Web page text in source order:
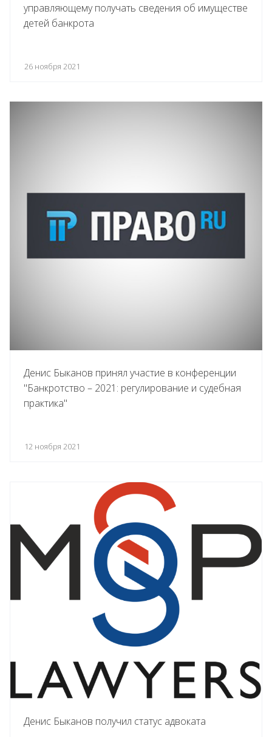
управляющему получать сведения об имуществе
детей банкрота
26 ноября 2021
Денис Быканов принял участие в конференции
"Банкротство – 2021: регулирование и судебная
практика"
12 ноября 2021
Денис Быканов получил статус адвоката